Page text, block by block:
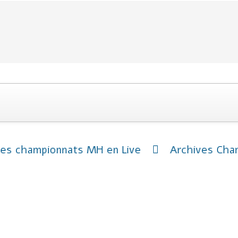
championnats MH en Live Archives